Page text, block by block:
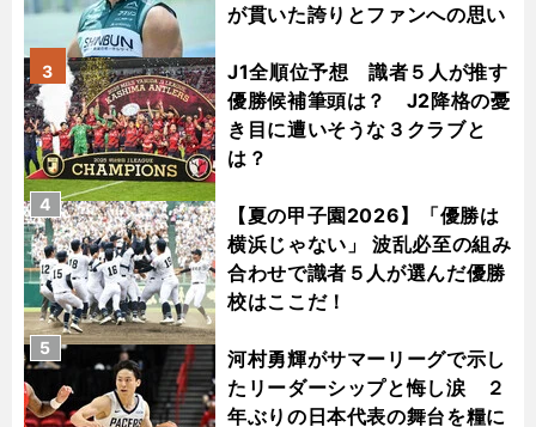
が貫いた誇りとファンへの思い
J1全順位予想 識者５人が推す
優勝候補筆頭は？ J2降格の憂
き目に遭いそうな３クラブと
は？
3
【夏の甲子園2026】「優勝は
横浜じゃない」 波乱必至の組み
合わせで識者５人が選んだ優勝
校はここだ！
4
河村勇輝がサマーリーグで示し
たリーダーシップと悔し涙 ２
年ぶりの日本代表の舞台を糧に
5